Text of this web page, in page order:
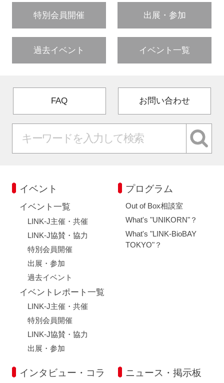
特別会員開催 出展・参加
過去イベント イベント一覧
FAQ お問い合わせ
イベント
イベント一覧
LINK-J主催・共催
LINK-J協賛・協力
特別会員開催
出展・参加
過去イベント
イベントレポート一覧
LINK-J主催・共催
特別会員開催
LINK-J協賛・協力
出展・参加
プログラム
Out of Box相談室
What's "UNIKORN"？
What's "LINK-BioBAY
TOKYO"？
インタビュー・コラ
ニュース・掲示板